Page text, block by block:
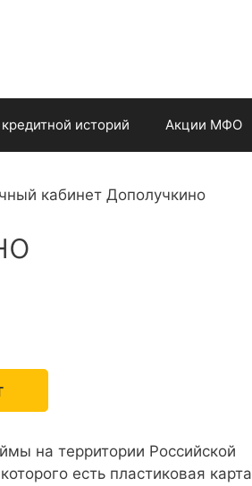
историй Акции МФО
кабинет Дополучкино
на территории Российской
есть пластиковая карта